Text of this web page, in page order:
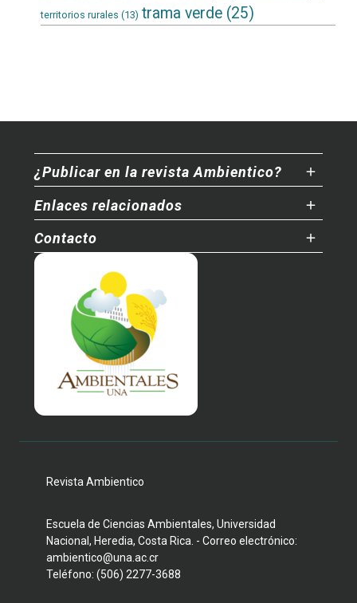
territorios rurales (13) trama verde(25)
¿Publicar en la revista Ambientico?
Enlaces relacionados
Contacto
Revista Ambientico
Escuela de Ciencias Ambientales, Universidad
Nacional, Heredia, Costa Rica. - Correo electrónico:
ambientico@una.ac.cr
Teléfono: (506) 2277-3688